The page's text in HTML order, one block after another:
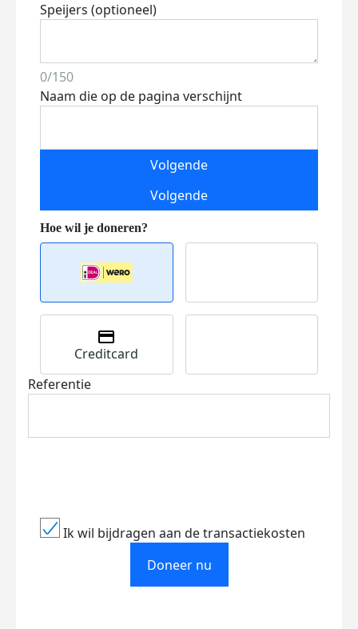
Speijers (optioneel)
0/150
Naam die op de pagina verschijnt
Volgende
Volgende
Creditcard
Referentie
Ik wil bijdragen aan de transactiekosten
Doneer nu